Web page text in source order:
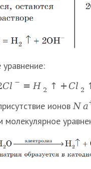
Cl − = H 2 ↑ +Cl 2
ионовNa
молекулярное